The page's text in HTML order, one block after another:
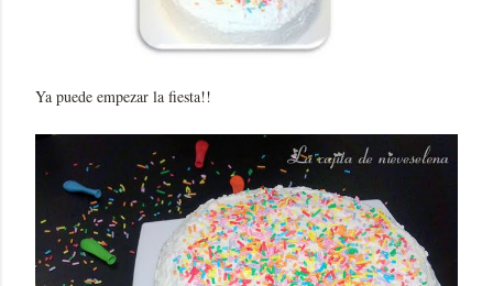
Ya puede empezar la fiesta!!